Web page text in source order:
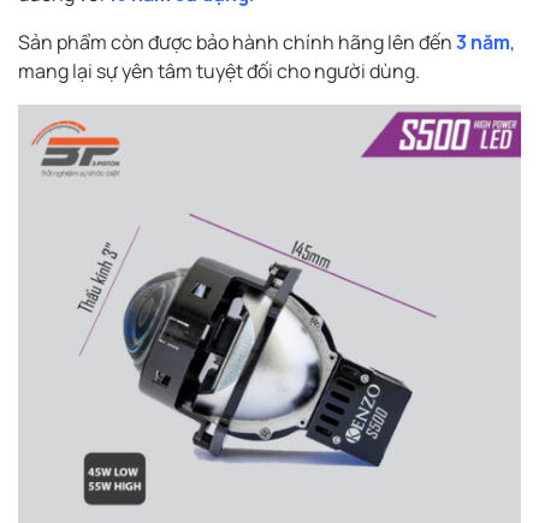
Sản phẩm còn được bảo hành chính hãng lên đến3 năm,
mang lại sự yên tâm tuyệt đối cho người dùng.